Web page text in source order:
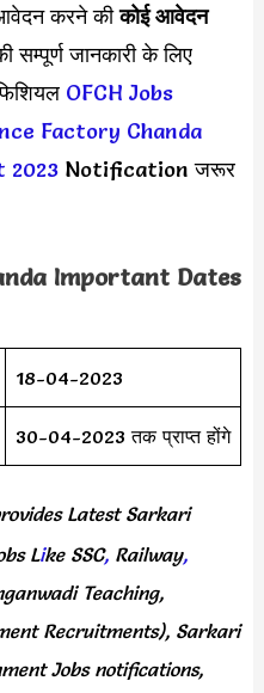
आवेदन करने कीकोई आवेदन
जानकारी के लिए
OFCH Jobs
Factory Chanda
2023 Notification जरूर
Important Dates
18-04-2023
30-04-2023 तक प्राप्त होंगे
Latest Sarkari
Like SSC, Railway,
Teaching,
Recruitments), Sarkari
Jobs notifications,